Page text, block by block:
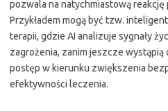
pozwala na natychmiastową
Przykładem mogą być tzw.
terapii, gdzie AI analizuje sygnały
zagrożenia, zanim jeszcze
postęp w kierunku zwiększenia
efektywności leczenia.